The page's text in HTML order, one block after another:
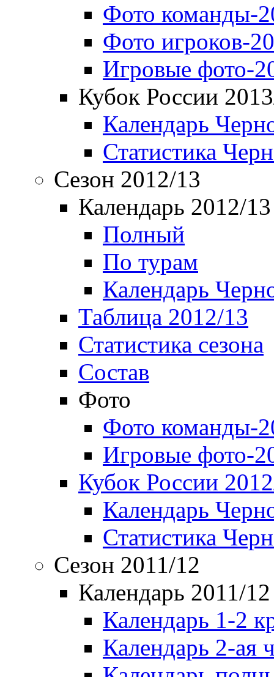
Фото команды-
Фото игроков-
Игровые фото-
Кубок России
Календарь
Статистика
Сезон 2012/13
Календарь 2012/13
Полный
По турам
Календарь
Таблица 2012/13
Статистика сезона
Состав
Фото
Фото команды-
Игровые фото-
Кубок России
Календарь
Статистика
Сезон 2011/12
Календарь 2011/12
Календарь 1-2
Календарь 2-ая